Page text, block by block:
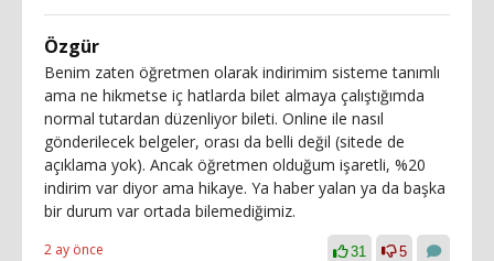
Özgür
Benim zaten öğretmen olarak indirimim sisteme tanımlı
ama ne hikmetse iç hatlarda bilet almaya çalıştığımda
normal tutardan düzenliyor bileti. Online ile nasıl
gönderilecek belgeler, orası da belli değil (sitede de
açıklama yok). Ancak öğretmen olduğum işaretli, %20
indirim var diyor ama hikaye. Ya haber yalan ya da başka
bir durum var ortada bilemediğimiz.
2 ay önce 31 5